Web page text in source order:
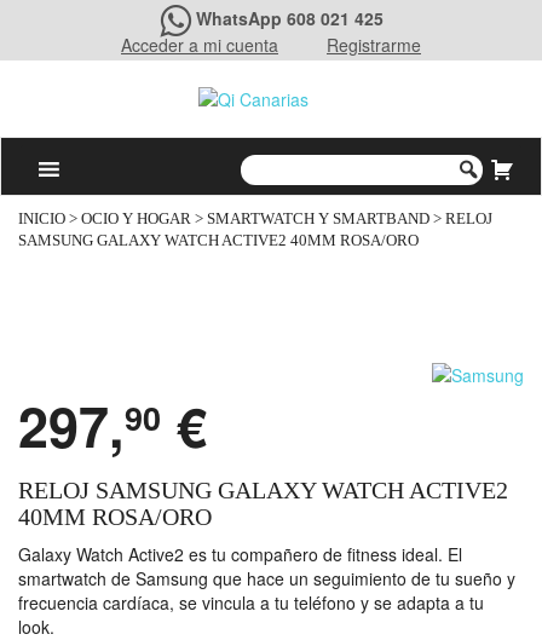
WhatsApp 608 021 425
Acceder a mi cuenta
Registrarme
INICIO > OCIO Y HOGAR > SMARTWATCH Y SMARTBAND > RELOJ
SAMSUNG GALAXY WATCH ACTIVE2 40MM ROSA/ORO
297,90 €
RELOJ SAMSUNG GALAXY WATCH ACTIVE2
40MM ROSA/ORO
Galaxy Watch Active2 es tu compañero de fitness ideal. El
smartwatch de Samsung que hace un seguimiento de tu sueño y
frecuencia cardíaca, se vincula a tu teléfono y se adapta a tu
look.